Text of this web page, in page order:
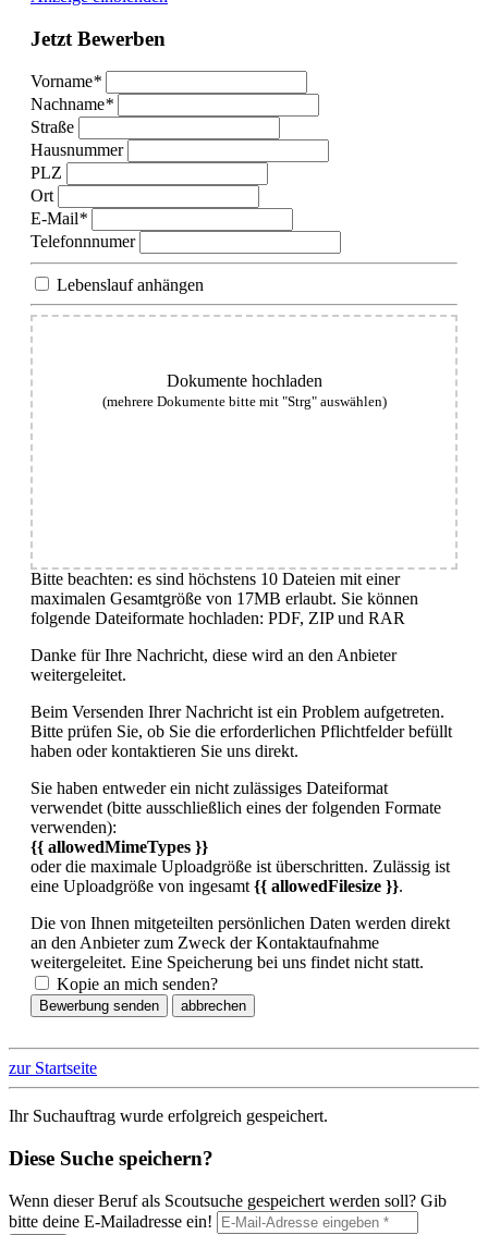
Jetzt Bewerben
Vorname*
Nachname*
Straße
Hausnummer
PLZ
Ort
E-Mail*
Telefonnnumer
Lebenslauf anhängen
Dokumente hochladen
(mehrere Dokumente bitte mit "Strg" auswählen)
Bitte beachten: es sind höchstens 10 Dateien mit einer
maximalen Gesamtgröße von 17MB erlaubt. Sie können
folgende Dateiformate hochladen: PDF, ZIP und RAR
Danke für Ihre Nachricht, diese wird an den Anbieter
weitergeleitet.
Beim Versenden Ihrer Nachricht ist ein Problem aufgetreten.
Bitte prüfen Sie, ob Sie die erforderlichen Pflichtfelder befüllt
haben oder kontaktieren Sie uns direkt.
Sie haben entweder ein nicht zulässiges Dateiformat
verwendet (bitte ausschließlich eines der folgenden Formate
verwenden):
{{ allowedMimeTypes }}
oder die maximale Uploadgröße ist überschritten. Zulässig ist
eine Uploadgröße von ingesamt {{ allowedFilesize }}.
Die von Ihnen mitgeteilten persönlichen Daten werden direkt
an den Anbieter zum Zweck der Kontaktaufnahme
weitergeleitet. Eine Speicherung bei uns findet nicht statt.
Kopie an mich senden?
Bewerbung senden abbrechen
zur Startseite
Ihr Suchauftrag wurde erfolgreich gespeichert.
Diese Suche speichern?
Wenn dieser Beruf als Scoutsuche gespeichert werden soll? Gib
bitte deine E-Mailadresse ein!